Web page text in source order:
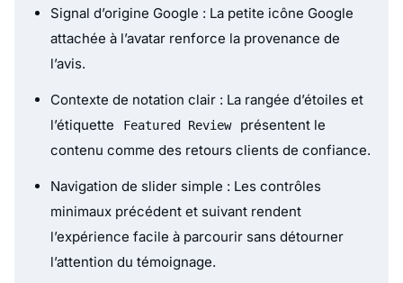
Signal d’origine Google : La petite icône Google
attachée à l’avatar renforce la provenance de
l’avis.
Contexte de notation clair : La rangée d’étoiles et
l’étiquette
Featured Review
présentent le
contenu comme des retours clients de confiance.
Navigation de slider simple : Les contrôles
minimaux précédent et suivant rendent
l’expérience facile à parcourir sans détourner
l’attention du témoignage.